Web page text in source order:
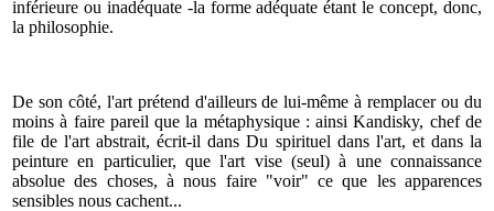
inférieure ou inadéquate -la forme adéquate étant le concept, donc,
la philosophie.
De son côté, l'art prétend d'ailleurs de lui-même à remplacer ou du
moins à faire pareil que la métaphysique : ainsi Kandisky, chef de
file de l'art abstrait, écrit-il dans Du spirituel dans l'art, et dans la
peinture en particulier, que l'art vise (seul) à une connaissance
absolue des choses, à nous faire "voir" ce que les apparences
sensibles nous cachent...